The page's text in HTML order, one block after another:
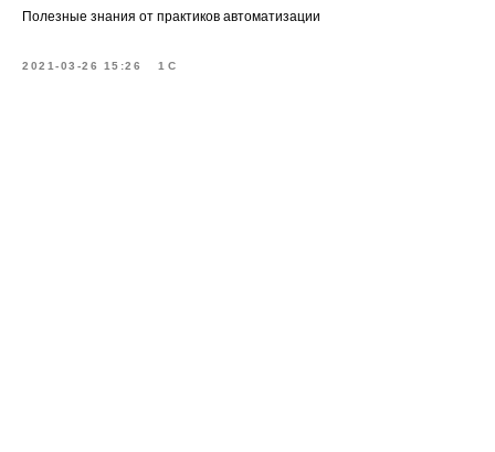
Полезные знания от практиков автоматизации
2021-03-26 15:26 1С